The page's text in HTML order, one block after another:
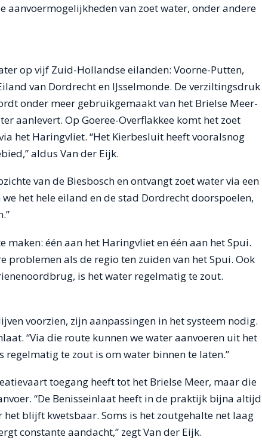
aanvoermogelijkheden van zoet water, onder andere
op vijf Zuid-Hollandse eilanden: Voorne-Putten,
van Dordrecht en IJsselmonde. De verziltingsdruk
onder meer gebruikgemaakt van het Brielse Meer-
aanlevert. Op Goeree-Overflakkee komt het zoet
het Haringvliet. “Het Kierbesluit heeft vooralsnog
aldus Van der Eijk.
van de Biesbosch en ontvangt zoet water via een
het hele eiland en de stad Dordrecht doorspoelen,
maken: één aan het Haringvliet en één aan het Spui.
problemen als de regio ten zuiden van het Spui. Ook
is het water regelmatig te zout.
voorzien, zijn aanpassingen in het systeem nodig.
“Via die route kunnen we water aanvoeren uit het
regelmatig te zout is om water binnen te laten.”
toegang heeft tot het Brielse Meer, maar die
“De Benisseinlaat heeft in de praktijk bijna altijd
blijft kwetsbaar. Soms is het zoutgehalte net laag
constante aandacht,” zegt Van der Eijk.